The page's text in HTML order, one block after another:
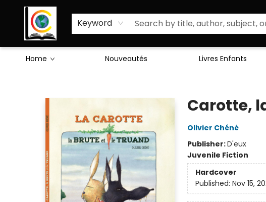
Keyword
Home Nouveautés Livres Enfants
Sciences Humaines
Activités & Jeux
Enseignants
Littérature
À Propos de Nous
Carotte,
Olivier Chéné
Publisher:D'eux
Juvenile Fiction
Hardcover
Published: Nov 15,